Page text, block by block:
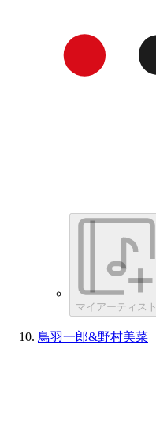
マイアーティスト
鳥羽一郎&野村美菜